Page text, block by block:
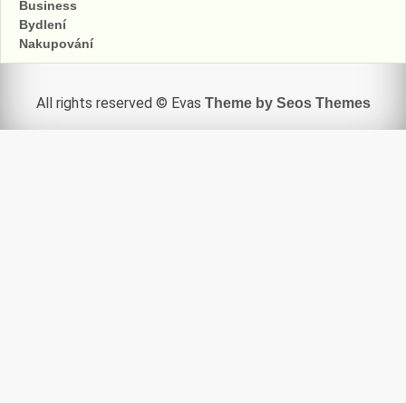
Business
Bydlení
Nakupování
All rights reserved © Evas Theme by Seos Themes